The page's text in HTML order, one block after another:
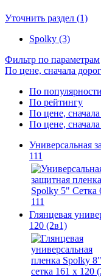
Уточнить раздел (1)
Spolky (3)
Фильтр по параметрам
По цене, сначала
По популярности
По рейтингу
По цене,
По цене,
Универсальная
111
Глянцевая
120 (2в1)